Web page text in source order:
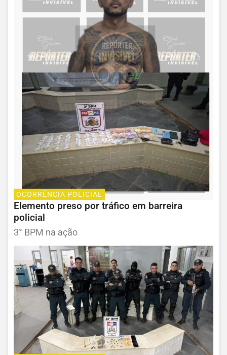
OCORRÊNCIA POLICIAL
Elemento preso por tráfico em barreira
policial
3° BPM na ação